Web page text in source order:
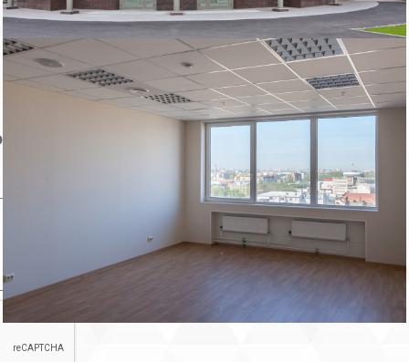
Неверный адрес
Не дозвониться
Другая причина
Связаться с продавцом
Следить за объектом